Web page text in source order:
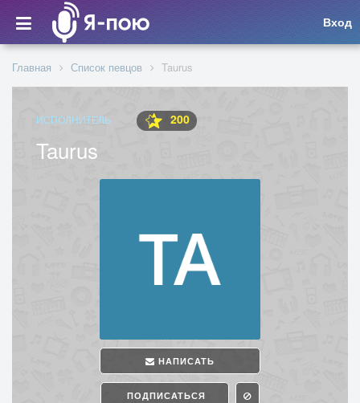
Вход
Главная Список певцов Taurus
ИСПОЛНИТЕЛЬ 200
Taurus
НАПИСАТЬ
ПОДПИСАТЬСЯ